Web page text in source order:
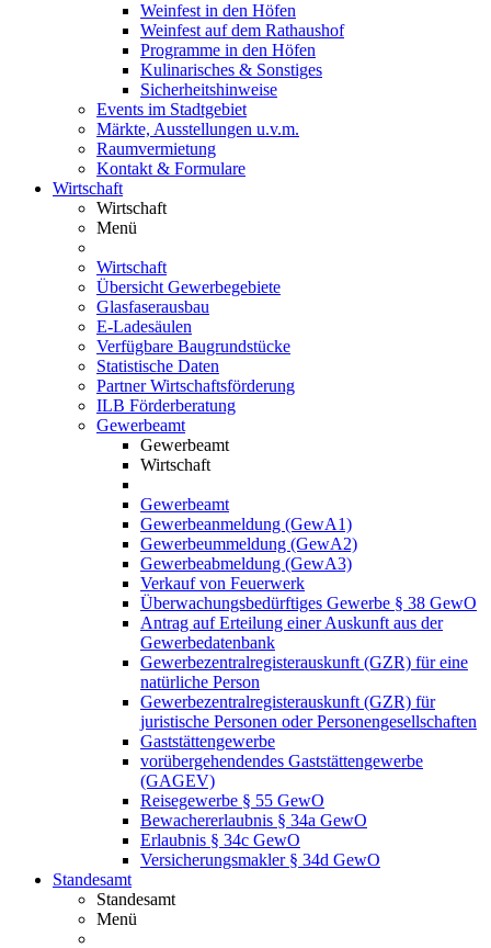
Weinfest in den Höfen
Weinfest auf dem Rathaushof
Programme in den Höfen
Kulinarisches & Sonstiges
Sicherheitshinweise
Events im Stadtgebiet
Märkte, Ausstellungen u.v.m.
Raumvermietung
Kontakt & Formulare
Wirtschaft
Wirtschaft
Menü
Wirtschaft
Übersicht Gewerbegebiete
Glasfaserausbau
E-Ladesäulen
Verfügbare Baugrundstücke
Statistische Daten
Partner Wirtschaftsförderung
ILB Förderberatung
Gewerbeamt
Gewerbeamt
Wirtschaft
Gewerbeamt
Gewerbeanmeldung (GewA1)
Gewerbeummeldung (GewA2)
Gewerbeabmeldung (GewA3)
Verkauf von Feuerwerk
Überwachungsbedürftiges Gewerbe § 38 GewO
Antrag auf Erteilung einer Auskunft aus der
Gewerbedatenbank
Gewerbezentralregisterauskunft (GZR) für eine
natürliche Person
Gewerbezentralregisterauskunft (GZR) für
juristische Personen oder Personengesellschaften
Gaststättengewerbe
vorübergehendendes Gaststättengewerbe
(GAGEV)
Reisegewerbe § 55 GewO
Bewachererlaubnis § 34a GewO
Erlaubnis § 34c GewO
Versicherungsmakler § 34d GewO
Standesamt
Standesamt
Menü